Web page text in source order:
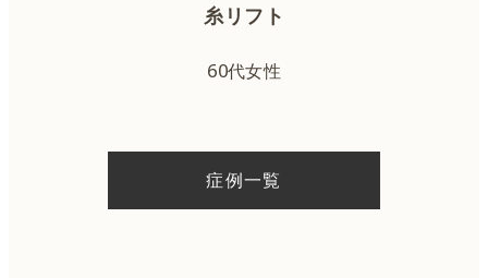
糸リフト
60代女性
症例一覧